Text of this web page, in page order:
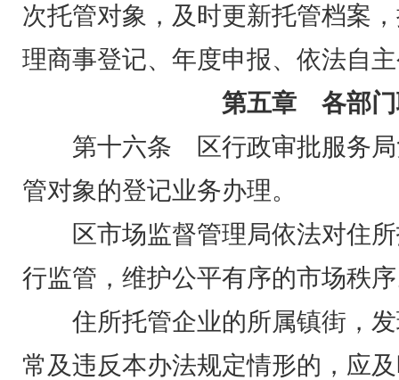
次托管对象，及时更新托管档案
理商事登记、年度申报、依法自
第五章 各部门
第十六条 区行政审批服务
管对象的登记业务办理。
区市场监督管理局依法对住
行监管，维护公平有序的市场秩
住所托管企业的所属镇街，
常及违反本办法规定情形的，应